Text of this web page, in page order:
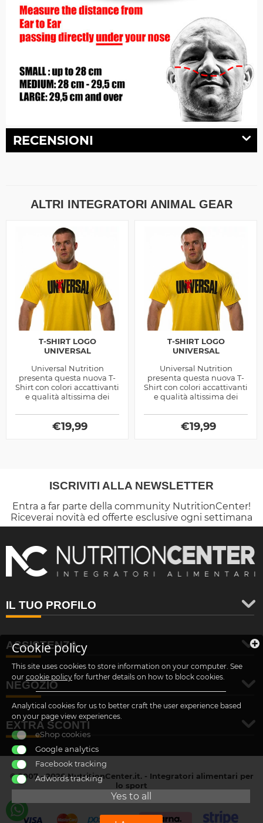
RECENSIONI
ALTRI INTEGRATORI ANIMAL GEAR
T-SHIRT LOGO
UNIVERSAL
Universal Nutrition
presenta questa nuova T-
Shirt con colori accattivanti
e qualità altissima dei
€19,99
T-SHIRT LOGO
UNIVERSAL
Universal Nutrition
presenta questa nuova T-
Shirt con colori accattivanti
e qualità altissima dei
€19,99
ISCRIVITI ALLA NEWSLETTER
Entra a far parte della community NutritionCenter!
Riceverai novità ed offerte esclusive ogni settimana
IL TUO PROFILO
ASSISTENZA
NEGOZIO
EXTRA SCONTI
© 2007 - 2026 NutritionCenter.it. - Integratori alimentari per
lo sport
customer@nutritioncenter.it
Cookie policy
This site uses cookies to store information on your computer. See
our cookie policy for further details on how to block cookies.
Analytical cookies for us to better craft the user experience based
on your page view experiences.
eShop cookies
Google analytics
Facebook tracking
Adwords tracking
Yes to all